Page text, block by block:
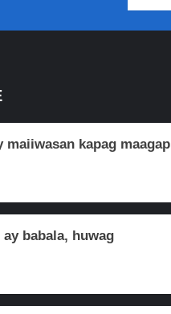
maiiwasan kapag maagap
babala, huwag